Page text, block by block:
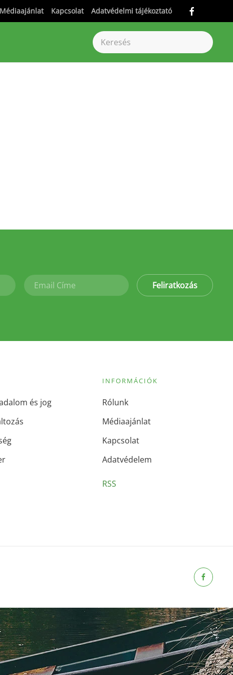
Médiaajánlat Kapcsolat Adatvédelmi tájékoztató
Feliratkozás
és jog
INFORMÁCIÓK
Rólunk
Médiaajánlat
Kapcsolat
Adatvédelem
RSS